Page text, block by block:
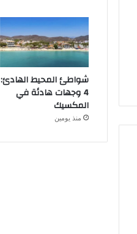
شواطئ المحيط الهادئ:
4 وجهات هادئة في
المكسيك
منذ يومين